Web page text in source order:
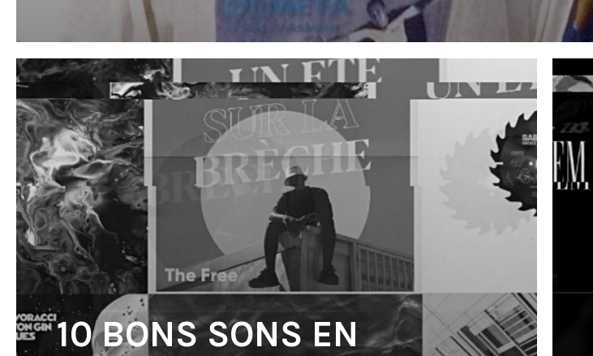
10 BONS SONS EN